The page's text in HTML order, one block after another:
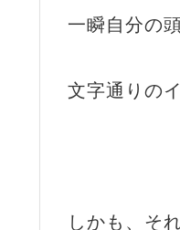
一瞬自分の
文字通りの
しかも、そ